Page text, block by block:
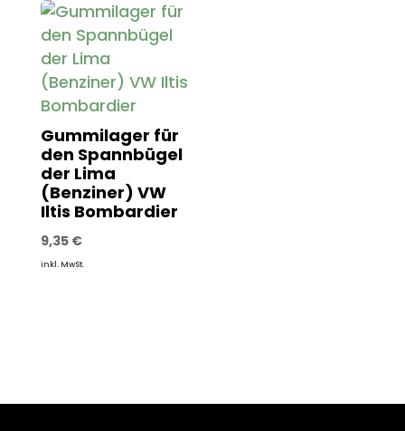
Gummilager für
den Spannbügel
der Lima
(Benziner) VW
Iltis Bombardier
9,35 €
inkl. MwSt.